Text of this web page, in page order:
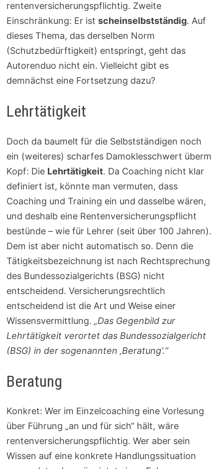
rentenversicherungspflichtig. Zweite
Einschränkung: Er istscheinselbstständig. Auf
dieses Thema, das derselben Norm
(Schutzbedürftigkeit) entspringt, geht das
Autorenduo nicht ein. Vielleicht gibt es
demnächst eine Fortsetzung dazu?
Lehrtätigkeit
Doch da baumelt für die Selbstständigen noch
ein (weiteres) scharfes Damoklesschwert überm
Kopf: Die Lehrtätigkeit. Da Coaching nicht klar
definiert ist, könnte man vermuten, dass
Coaching und Training ein und dasselbe wären,
und deshalb eine Rentenversicherungspflicht
bestünde – wie für Lehrer (seit über 100 Jahren).
Dem ist aber nicht automatisch so. Denn die
Tätigkeitsbezeichnung ist nach Rechtsprechung
des Bundessozialgerichts (BSG) nicht
entscheidend. Versicherungsrechtlich
entscheidend ist die Art und Weise einer
Wissensvermittlung.„Das Gegenbild zur
Lehrtätigkeit verortet das Bundessozialgericht
(BSG) in der sogenannten ‚Beratung‘.“
Beratung
Konkret: Wer im Einzelcoaching eine Vorlesung
über Führung „an und für sich“ hält, wäre
rentenversicherungspflichtig. Wer aber sein
Wissen auf eine konkrete Handlungssituation